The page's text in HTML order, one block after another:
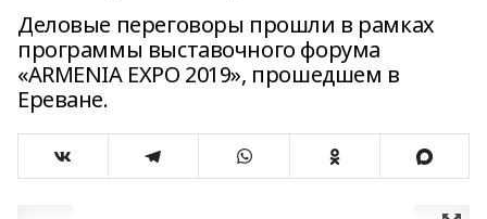
Деловые переговоры прошли в рамках
программы выставочного форума
«ARMENIA EXPO 2019», прошедшем в
Ереване.